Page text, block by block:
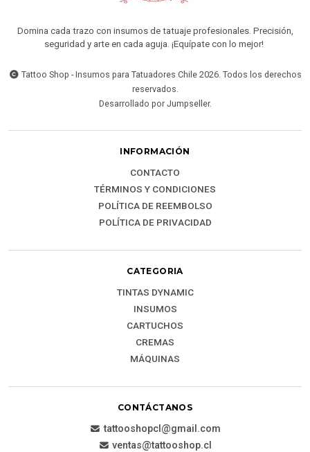
Domina cada trazo con insumos de tatuaje profesionales. Precisión,
seguridad y arte en cada aguja. ¡Equípate con lo mejor!
Tattoo Shop - Insumos para Tatuadores Chile 2026. Todos los derechos
reservados.
Desarrollado por Jumpseller.
INFORMACIÓN
CONTACTO
TÉRMINOS Y CONDICIONES
POLÍTICA DE REEMBOLSO
POLÍTICA DE PRIVACIDAD
CATEGORIA
TINTAS DYNAMIC
INSUMOS
CARTUCHOS
CREMAS
MÁQUINAS
CONTÁCTANOS
tattooshopcl@gmail.com
ventas@tattooshop.cl